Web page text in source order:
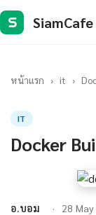
S
หน้าแรก › it ›
IT
Docker
อ.บอม 28